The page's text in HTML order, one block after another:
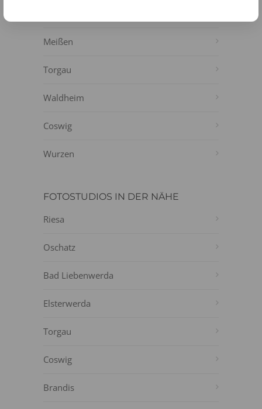
Meißen
Torgau
Waldheim
Coswig
Wurzen
FOTOSTUDIOS IN DER NÄHE
Riesa
Oschatz
Bad Liebenwerda
Elsterwerda
Torgau
Coswig
Brandis